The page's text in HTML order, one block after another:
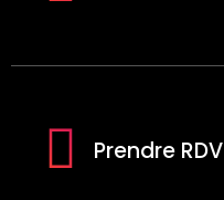
Prendre RDV